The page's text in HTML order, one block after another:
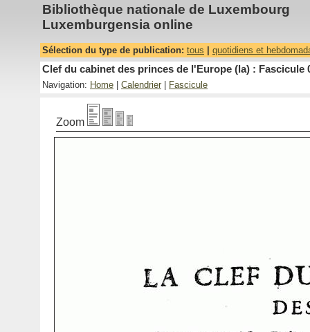
Bibliothèque nationale de Luxembourg
Luxemburgensia online
Sélection du type de publication: tous quotidiens et
Clef du cabinet des princes de l'Europe (la) : Fascicule
Navigation: Home Calendrier Fascicule
Zoom